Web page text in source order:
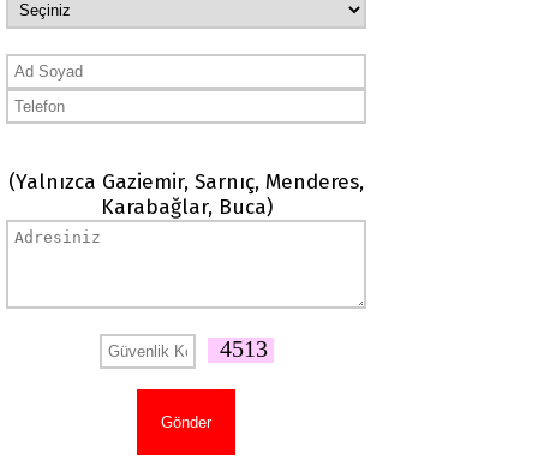
(Yalnızca Gaziemir, Sarnıç, Menderes,
Karabağlar, Buca)
4513